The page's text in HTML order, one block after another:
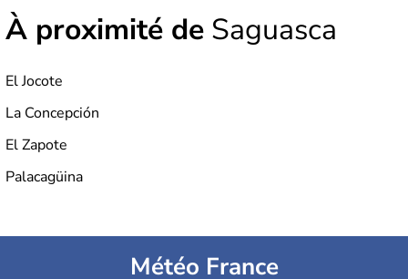
À proximité de Saguasca
El Jocote
La Concepción
El Zapote
Palacagüina
Météo France